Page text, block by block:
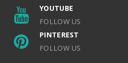
YOUTUBE
FOLLOW US
PINTEREST
FOLLOW US